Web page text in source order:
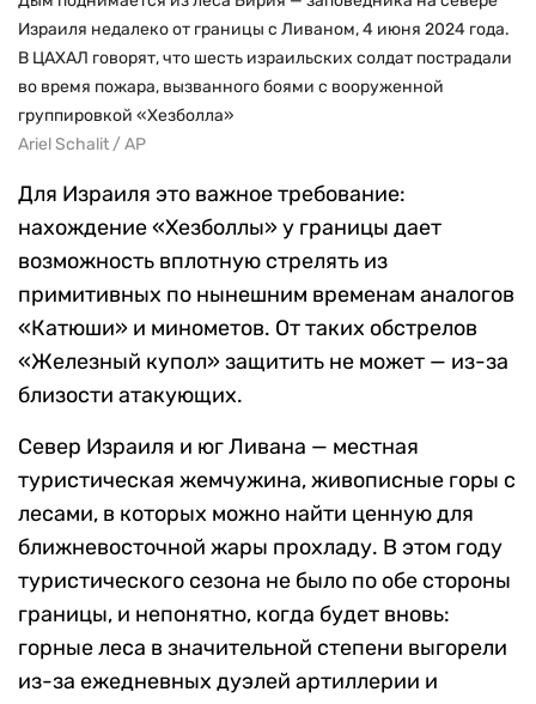
Израиля недалеко от границы с Ливаном, 4 июня 2024 года.
В ЦАХАЛ говорят, что шесть израильских солдат пострадали
во время пожара, вызванного боями с вооруженной
группировкой «Хезболла»
Ariel Schalit / AP
Для Израиля это важное требование:
нахождение «Хезболлы» у границы дает
возможность вплотную стрелять из
примитивных по нынешним временам аналогов
«Катюши» и минометов. От таких обстрелов
«Железный купол» защитить не может — из-за
близости атакующих.
Север Израиля и юг Ливана — местная
туристическая жемчужина, живописные горы с
лесами, в которых можно найти ценную для
ближневосточной жары прохладу. В этом году
туристического сезона не было по обе стороны
границы, и непонятно, когда будет вновь:
горные леса в значительной степени выгорели
из-за ежедневных дуэлей артиллерии и